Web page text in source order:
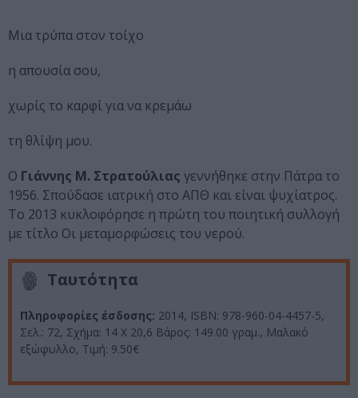
Μια τρύπα στον τοίχο
η απουσία σου,
χωρίς το καρφί για να κρεμάω
τη θλίψη μου.
Ο Γιάννης Μ. Στρατούλιας γεννήθηκε στην Πάτρα το
1956. Σπούδασε ιατρική στο ΑΠΘ και είναι ψυχίατρος.
Το 2013 κυκλοφόρησε η πρώτη του ποιητική συλλογή
με τίτλο Οι μεταμορφώσεις του νερού.
Ταυτότητα
Πληροφορίες έσδοσης: 2014, ISBN: 978-960-04-4457-5,
Σελ.: 72, Σχήμα: 14 Χ 20,6 Βάρος: 149.00 γραμ., Μαλακό
εξώφυλλο, Τιμή: 9.50€